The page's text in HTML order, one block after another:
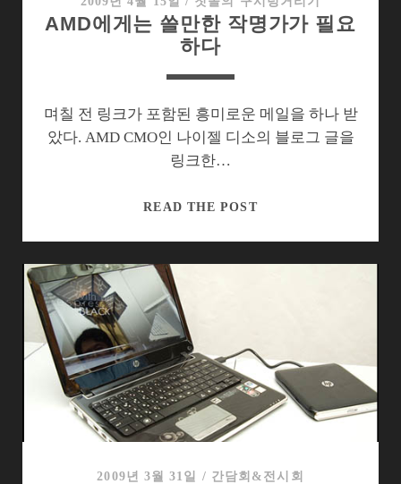
AMD에게는 쓸만한 작명가가 필요
하다
며칠 전 링크가 포함된 흥미로운 메일을 하나 받
았다. AMD CMO인 나이젤 디소의 블로그 글을
링크한…
READ THE POSTAMD
작
명
가
가
요
2009년 3월 31일 / 간담회&전시회